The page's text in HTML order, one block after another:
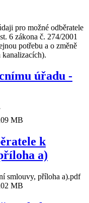
pro možné odběratele
6 zákona č. 274/2001
potřebu a o změně
úřadu -
MB
k
a)
smlouvy, příloha a).pdf
MB